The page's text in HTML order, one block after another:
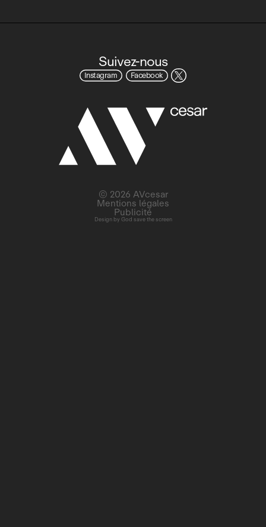
Suivez-nous
Instagram Facebook
Design by God save the screen
© 2026 AVcesar
Mentions légales
Publicité